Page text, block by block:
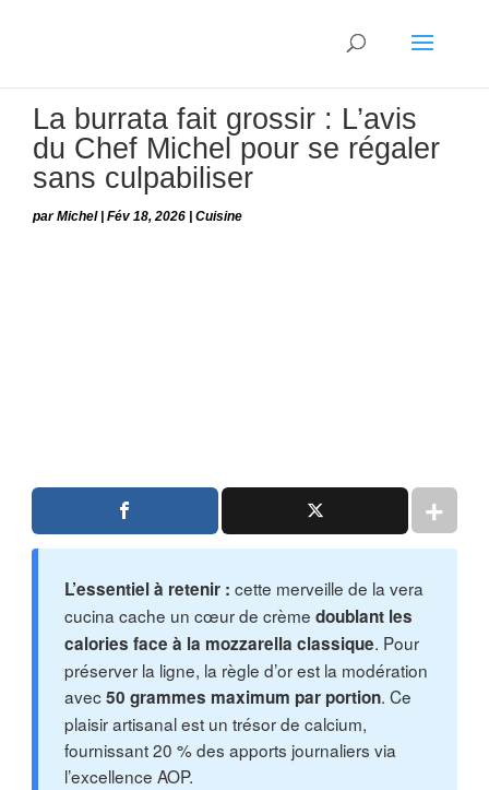
La burrata fait grossir : L’avis
du Chef Michel pour se régaler
sans culpabiliser
parMichel| Fév 18, 2026 Cuisine
L’essentiel à retenir : cette merveille de la vera
cucina cache un cœur de crème doublant les
calories face à la mozzarella classique. Pour
préserver la ligne, la règle d’or est la modération
avec50 grammes maximum par portion. Ce
plaisir artisanal est un trésor de calcium,
fournissant 20 % des apports journaliers via
l’excellence AOP.